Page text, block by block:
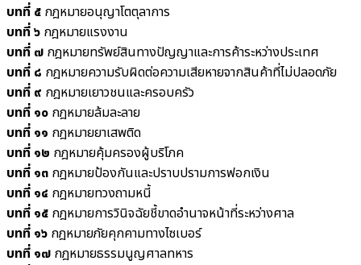
บทที่ ๕ กฎหมายอนุญาโตตุลาการ
บทที่ ๖ กฎหมายแรงงาน
บทที่ ๗ กฎหมายทรัพย์สินทางปัญญาและการค้าระหว่างประเทศ
บทที่ ๘ กฎหมายความรับผิดต่อความเสียหายจากสินค้าที่ไม่ปลอดภัย
บทที่ ๙ กฎหมายเยาวชนและครอบครัว
บทที่ ๑๐ กฎหมายล้มละลาย
บทที่ ๑๑ กฎหมายยาเสพติด
บทที่ ๑๒ กฎหมายคุ้มครองผู้บริโภค
บทที่ ๑๓ กฎหมายป้องกันและปราบปรามการฟอกเงิน
บทที่ ๑๔ กฎหมายทวงถามหนี้
บทที่ ๑๕ กฎหมายการวินิจฉัยชี้ขาดอำนาจหน้าที่ระหว่างศาล
บทที่ ๑๖ กฎหมายภัยคุกคามทางไซเบอร์
บทที่ ๑๗ กฎหมายธรรมนูญศาลทหาร